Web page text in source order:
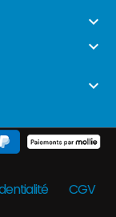



CGV